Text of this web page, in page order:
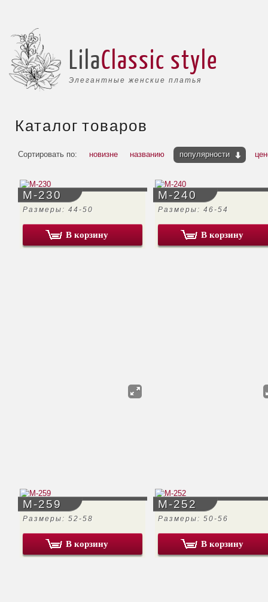
Элегантные женские платья
LilaClassic style
Каталог товаров
Сортировать по: новизне названию популярности
М-230
Размеры: 44-50
В корзину
М-240
Размеры: 46-54
В корзину
М-259
Размеры: 52-58
В корзину
М-252
Размеры: 50-56
В корзину